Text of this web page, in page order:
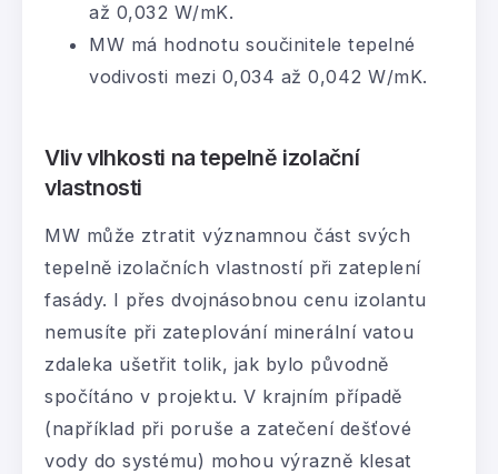
až 0,032 W/mK.
MW má hodnotu součinitele tepelné
vodivosti mezi 0,034 až 0,042 W/mK.
Vliv vlhkosti na tepelně izolační
vlastnosti
MW může ztratit významnou část svých
tepelně izolačních vlastností při zateplení
fasády. I přes dvojnásobnou cenu izolantu
nemusíte při zateplování minerální vatou
zdaleka ušetřit tolik, jak bylo původně
spočítáno v projektu. V krajním případě
(například při poruše a zatečení dešťové
vody do systému) mohou výrazně klesat